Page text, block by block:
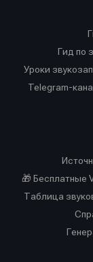
Гид по
Уроки
Telegram-
🎁 Бесплатные
Таблица